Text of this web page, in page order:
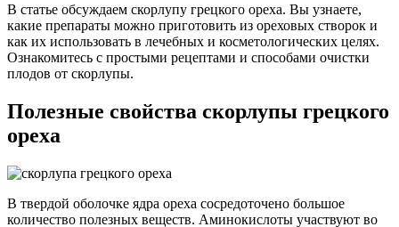
В статье обсуждаем скорлупу грецкого ореха. Вы узнаете,
какие препараты можно приготовить из ореховых створок и
как их использовать в лечебных и косметологических целях.
Ознакомитесь с простыми рецептами и способами очистки
плодов от скорлупы.
Полезные свойства скорлупы грецкого
ореха
В твердой оболочке ядра ореха сосредоточено большое
количество полезных веществ. Аминокислоты участвуют во